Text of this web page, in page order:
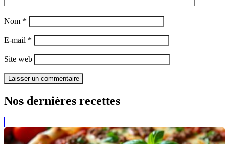
Nom *
E-mail *
Site web
Nos dernières recettes